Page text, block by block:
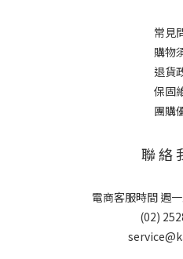
常見
購物
退貨
保固
團購
聯 絡
電商客服時間 週
(02)